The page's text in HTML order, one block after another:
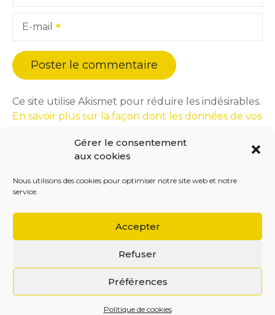
Gérer le consentement
aux cookies
Nous utilisons des cookies pour optimiser notre site web et notre
service.
Accepter
Refuser
Préférences
Politique de cookies
E-mail
Ce site utilise Akismet pour réduire les indésirables.
En savoir plus sur la façon dont les données de vos
BEGOODINWEB | 2021 ©